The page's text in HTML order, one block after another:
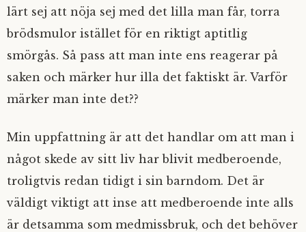
lärt sej att nöja sej med det lilla man får, torra
brödsmulor istället för en riktigt aptitlig
smörgås. Så pass att man inte ens reagerar på
saken och märker hur illa det faktiskt är. Varför
märker man inte det??
Min uppfattning är att det handlar om att man i
något skede av sitt liv har blivit medberoende,
troligtvis redan tidigt i sin barndom. Det är
väldigt viktigt att inse att medberoende inte alls
är detsamma som medmissbruk, och det behöver